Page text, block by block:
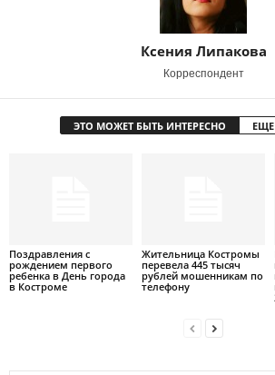
Ксения Липакова
Корреспондент
ЭТО МОЖЕТ БЫТЬ ИНТЕРЕСНО
Поздравления с
рождением первого
ребенка в День города
в Костроме
Жительница Костромы
перевела 445 тысяч
рублей мошенникам по
телефону